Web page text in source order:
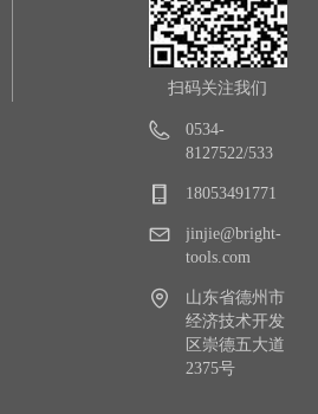
扫码关注我们
0534-
8127522/533
18053491771
jinjie@bright-
tools.com
山东省德州市
经济技术开发
区崇德五大道
2375号